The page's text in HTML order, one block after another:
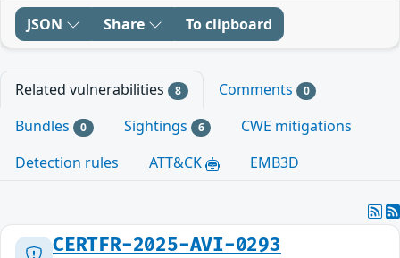
JSON Share To clipboard
Related vulnerabilities 8 Comments 0
Bundles 0 Sightings 6
CWE mitigations
Detection rules
ATT&CK EMB3D
CERTFR-2025-AVI-0293